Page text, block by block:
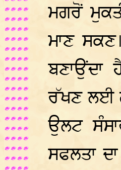
ਮਗਰੋਂ
ਮਾਣ
ਬਣਾਉਂਦਾ
ਰੱਖਣ ਲਈ
ਉਲਟ
ਸਫਲਤਾ